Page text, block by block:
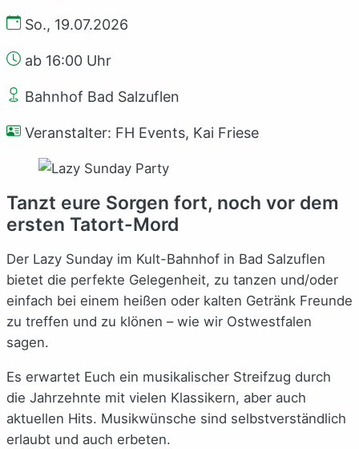
So., 19.07.2026
ab 16:00 Uhr
Bahnhof Bad Salzuflen
Veranstalter: FH Events, Kai Friese
Tanzt eure Sorgen fort, noch vor dem
ersten Tatort-Mord
Der Lazy Sunday im Kult-Bahnhof in Bad Salzuflen
bietet die perfekte Gelegenheit, zu tanzen und/oder
einfach bei einem heißen oder kalten Getränk Freunde
zu treffen und zu klönen – wie wir Ostwestfalen
sagen.
Es erwartet Euch ein musikalischer Streifzug durch
die Jahrzehnte mit vielen Klassikern, aber auch
aktuellen Hits. Musikwünsche sind selbstverständlich
erlaubt und auch erbeten.